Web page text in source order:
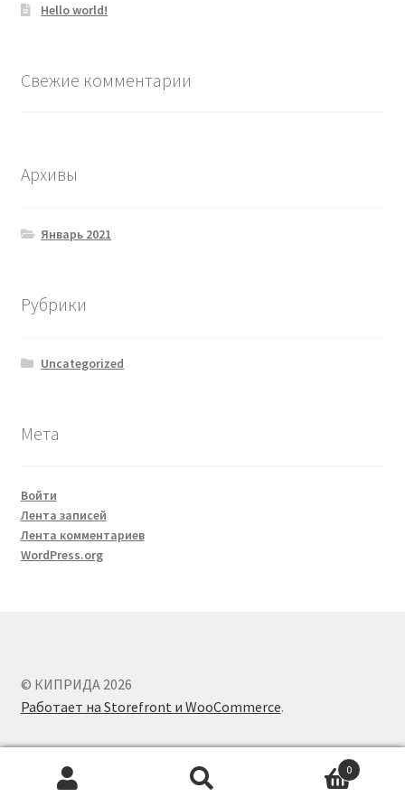
Hello world!
Свежие комментарии
Архивы
Январь 2021
Рубрики
Uncategorized
Мета
Войти
Лента записей
Лента комментариев
WordPress.org
© КИПРИДА 2026
Работает на Storefront и WooCommerce.
0